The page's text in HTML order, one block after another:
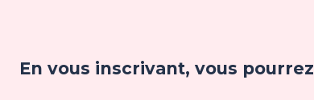
En vous inscrivant, vous pourrez